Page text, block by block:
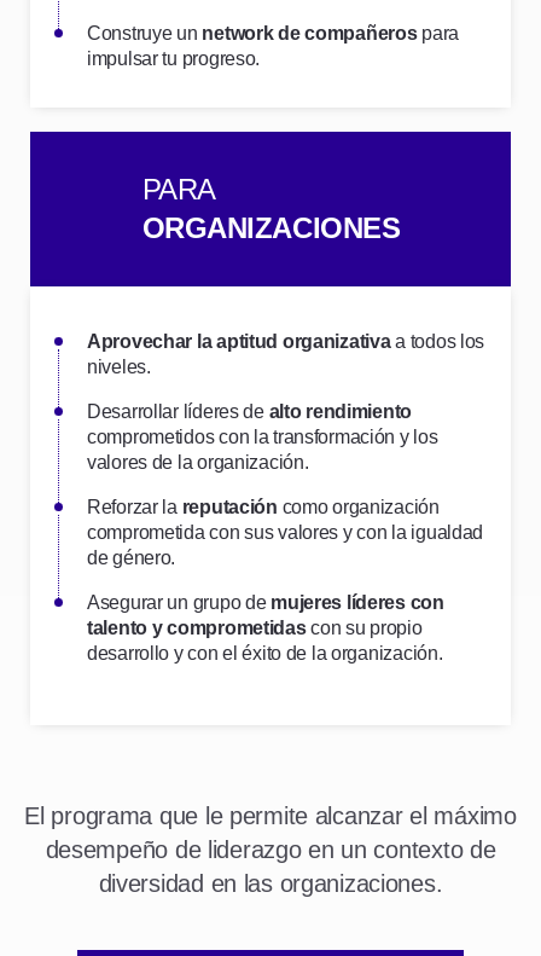
Construye un network de compañerospara
impulsar tu progreso.
PARA
ORGANIZACIONES
Aprovechar la aptitud organizativaa todos los
niveles.
Desarrollar líderes de alto rendimiento
comprometidos con la transformación y los
valores de la organización.
Reforzar la reputación como organización
comprometida con sus valores y con la igualdad
de género.
Asegurar un grupo de mujeres líderes con
talento y comprometidascon su propio
desarrollo y con el éxito de la organización.
El programa que le permite alcanzar el máximo
desempeño de liderazgo en un contexto de
diversidad en las organizaciones.